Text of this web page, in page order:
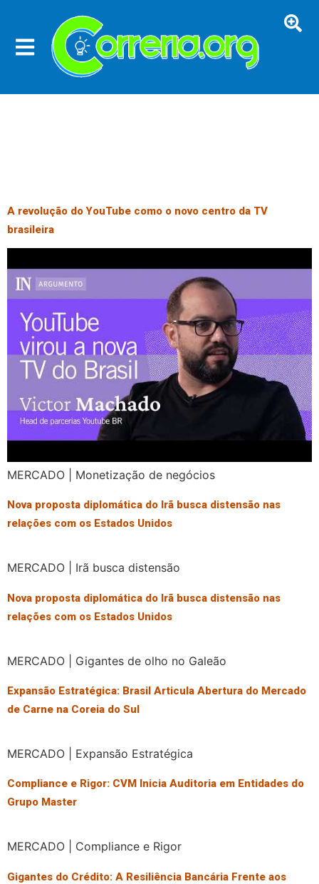
A revolução do YouTube como o novo centro da TV
brasileira
MERCADO | Monetização de negócios
Nova proposta diplomática do Irã busca distensão nas
relações com os Estados Unidos
MERCADO | Irã busca distensão
Nova proposta diplomática do Irã busca distensão nas
relações com os Estados Unidos
MERCADO | Gigantes de olho no Galeão
Expansão Estratégica: Brasil Articula Abertura do Mercado
de Carne na Coreia do Sul
MERCADO | Expansão Estratégica
Compliance e Rigor: CVM Inicia Auditoria em Entidades do
Grupo Master
MERCADO | Compliance e Rigor
Gigantes do Crédito: A Resiliência Bancária Frente aos